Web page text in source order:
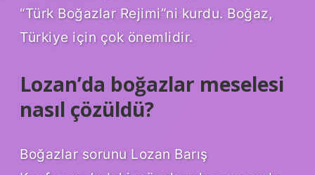
“Türk Boğazlar Rejimi”ni kurdu. Boğaz,
Türkiye için çok önemlidir.
Lozan’da boğazlar meselesi
nasıl çözüldü?
Boğazlar sorunu Lozan Barış